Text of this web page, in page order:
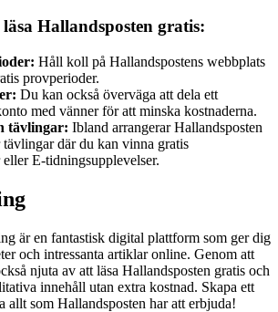
Hallandsposten gratis:
Håll koll på Hallandspostens webbplats
provperioder.
Du kan också överväga att dela ett
med vänner för att minska kostnaderna.
tävlingar: Ibland arrangerar Hallandsposten
tävlingar där du kan vinna gratis
E-tidningsupplevelser.
är en fantastisk digital plattform som ger dig
och intressanta artiklar online. Genom att
njuta av att läsa Hallandsposten gratis och
innehåll utan extra kostnad. Skapa ett
allt som Hallandsposten har att erbjuda!